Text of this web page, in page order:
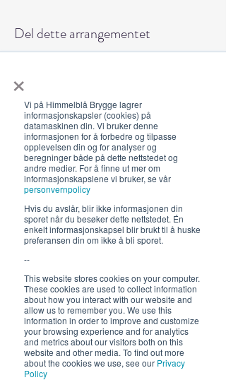
×
Vi på Himmelblå Brygge lagrer
informasjonskapsler (cookies) på
datamaskinen din. Vi bruker denne
informasjonen for å forbedre og tilpasse
opplevelsen din og for analyser og
beregninger både på dette nettstedet og
andre medier. For å finne ut mer om
informasjonskapslene vi bruker, se vår
personvernpolicy
Hvis du avslår, blir ikke informasjonen din
sporet når du besøker dette nettstedet. Én
enkelt informasjonskapsel blir brukt til å huske
preferansen din om ikke å bli sporet.
--
This website stores cookies on your computer.
These cookies are used to collect information
about how you interact with our website and
allow us to remember you. We use this
information in order to improve and customize
your browsing experience and for analytics
and metrics about our visitors both on this
website and other media. To find out more
about the cookies we use, see our Privacy
Policy
Del dette arrangementet
Åpningstider 2026
19. juni - 5. august 12-23 (02)
Lunsj 12-16:30 | Middag 18:30
Fra 30.7 begrenset servering
12-17, middag 18.30
Hold deg oppdatert om hva
som skjer på Himmelblå og
neste sommer!